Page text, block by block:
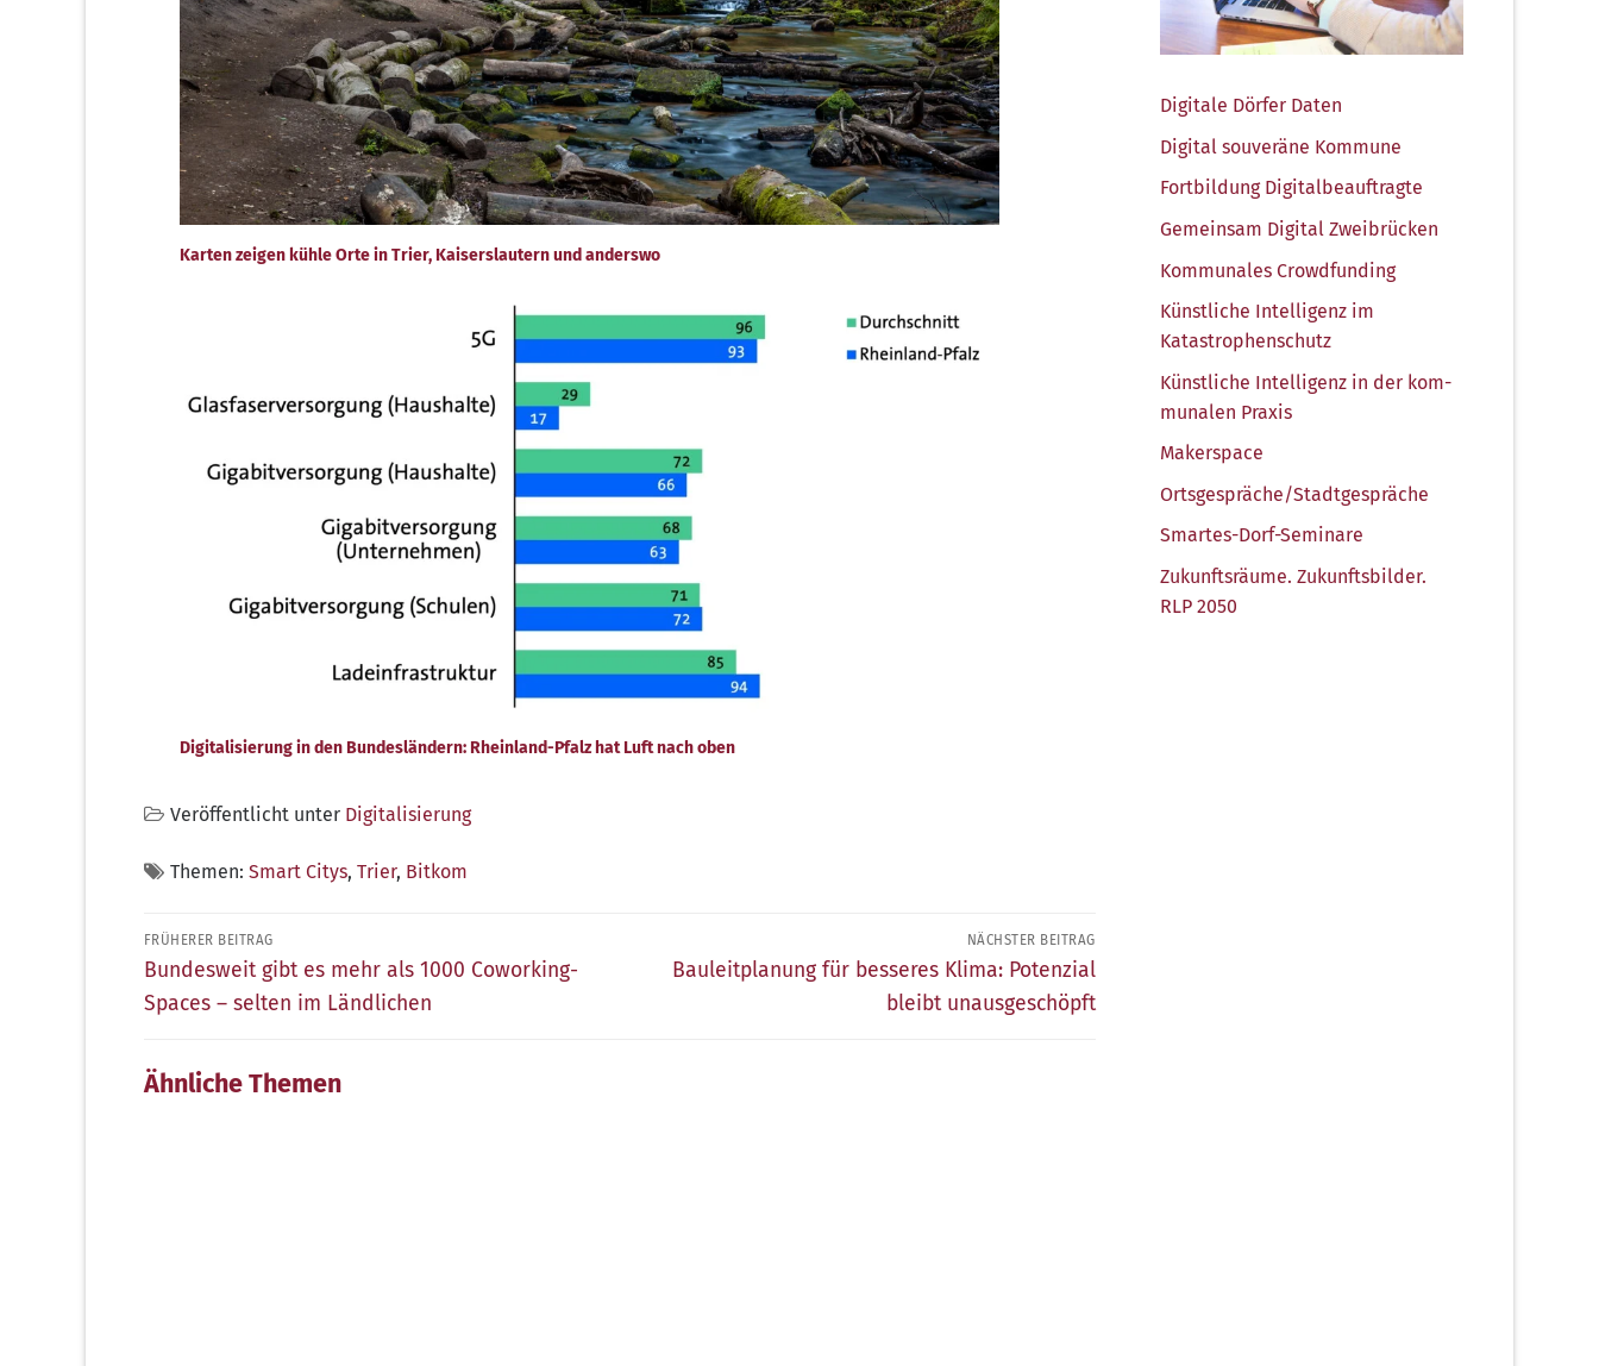
Karten zeigen kühle Orte in Trier, Kaiserslautern und anderswo
Digitalisierung in den Bundesländern: Rheinland-Pfalz hat Luft nach oben
Veröffentlicht unter Digitalisierung
Themen: Smart Citys, Trier, Bitkom
Beitragsnavigation
FRÜHERER BEITRAG
Früherer
Beitrag:
Bundesweit gibt es mehr als 1000 Coworking-
Spaces – selten im Ländlichen
NÄCHSTER BEITRAG
Nächster
Bauleitplanung für besseres Klima: Potenzial
bleibt unausgeschöpft
Ähnliche Themen
Digi­ta­le Dör­fer Daten
Digi­tal sou­ve­rä­ne Kommune
Fort­bil­dung Digitalbeauftragte
Gemein­sam Digi­tal Zweibrücken
Kom­mu­na­les Crowdfunding
Künst­li­che Intel­li­genz im
Katastrophenschutz
Künst­li­che Intel­li­genz in der kom­
mu­na­len Praxis
Maker­space
Ortsgespräche/​Stadtgespräche
Smar­tes-Dorf-Semi­na­re
Zukunfts­räu­me. Zukunfts­bil­der.
RLP 2050